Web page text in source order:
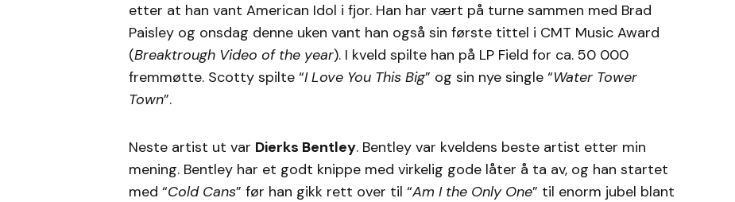
etter at han vant American Idol i fjor. Han har vært på turne sammen med Brad
Paisley og onsdag denne uken vant han også sin første tittel i CMT Music Award
(Breaktrough Video of the year). I kveld spilte han på LP Field for ca. 50 000
fremmøtte. Scotty spilte “I Love You This Big” og sin nye single “Water Tower
Town”.
Neste artist ut var Dierks Bentley. Bentley var kveldens beste artist etter min
mening. Bentley har et godt knippe med virkelig gode låter å ta av, og han startet
med “Cold Cans” før han gikk rett over til “Am I the Only One” til enorm jubel blant